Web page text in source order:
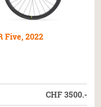
Five, 2022
CHF3500.-